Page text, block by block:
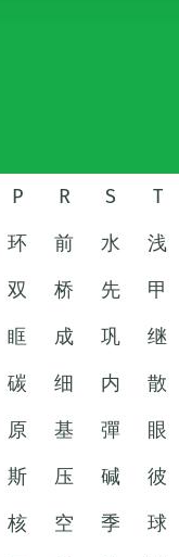
P R S T
环 前 水 浅
双 桥 先 甲
眶 成 巩 继
碳 细 内 散
原 基 彈 眼
斯 压 碱 彼
核 空 季 球